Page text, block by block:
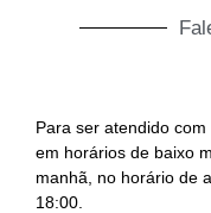
Para ser atendido
em horários de baixo
manhã, no horário de
18:00.